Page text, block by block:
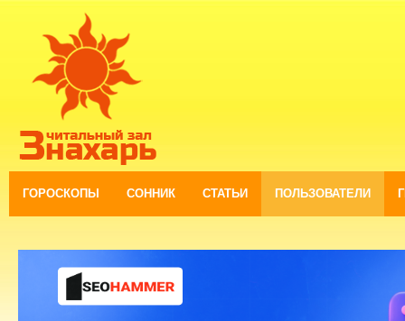
ГОРОСКОПЫ СОННИК СТАТЬИ ПОЛЬЗОВАТЕЛИ